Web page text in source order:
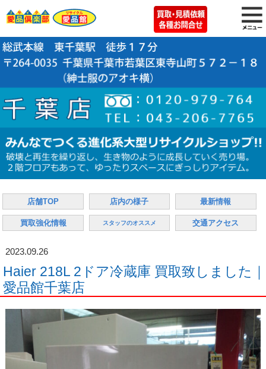
店舗TOP 店内の様子 最新情報
買取強化情報 スタッフのオススメ 交通アクセス
2023.09.26
Haier 218L 2ドア冷蔵庫 買取致しました｜
愛品館千葉店